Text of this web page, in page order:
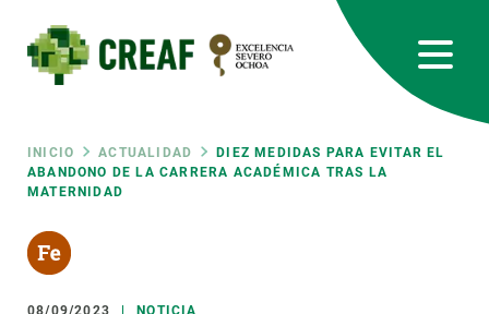
contenido
principal
Ruta
de
INICIO ACTUALIDAD
DIEZ MEDIDAS PARA EVITAR EL
ABANDONO DE LA CARRERA ACADÉMICA TRAS LA
MATERNIDAD
08/09/2023 NOTICIA
RRSS
Featured
responsive